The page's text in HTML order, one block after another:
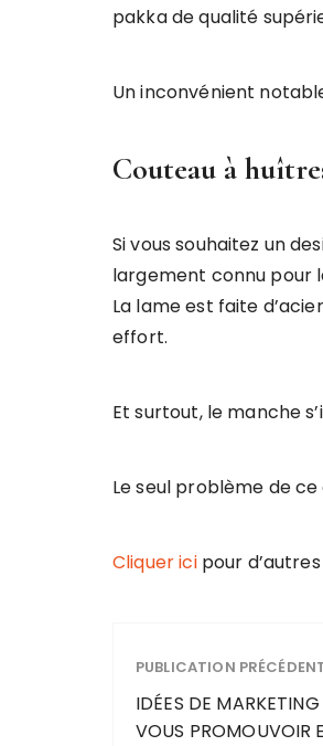
pakka de qualité
Un inconvénient
Couteau à
Si vous souhaitez un
largement connu pour
La lame est faite
effort.
Et surtout, le manche
Le seul problème de
Cliquer ici pour
PUBLICATION
IDÉES DE
VOUS PROMOUVOIR